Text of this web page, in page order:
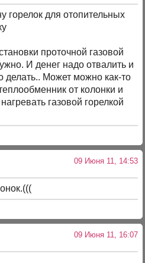
горелок для отопительных
проточной газовой
И денег надо отвалить и
делать.. Может можно как-то
от колонки и
газовой горелкой
09 Июня 11, 14:53
09 Июня 11, 16:07